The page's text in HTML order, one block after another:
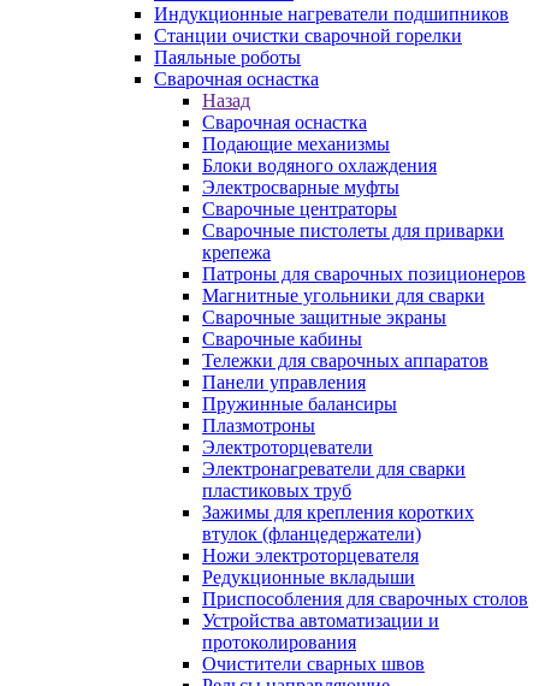
Индукционные нагреватели подшипников
Станции очистки сварочной горелки
Паяльные роботы
Сварочная оснастка
Назад
Сварочная оснастка
Подающие механизмы
Блоки водяного охлаждения
Электросварные муфты
Сварочные центраторы
Сварочные пистолеты для приварки
крепежа
Патроны для сварочных позиционеров
Магнитные угольники для сварки
Сварочные защитные экраны
Сварочные кабины
Тележки для сварочных аппаратов
Панели управления
Пружинные балансиры
Плазмотроны
Электроторцеватели
Электронагреватели для сварки
пластиковых труб
Зажимы для крепления коротких
втулок (фланцедержатели)
Ножи электроторцевателя
Редукционные вкладыши
Приспособления для сварочных столов
Устройства автоматизации и
протоколирования
Очистители сварных швов